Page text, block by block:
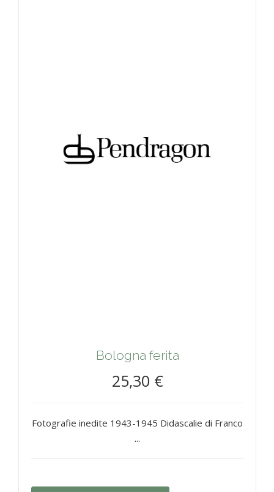
Bologna ferita
25,30 €
Fotografie inedite 1943-1945 Didascalie di Franco
...